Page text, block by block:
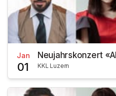
Jan
01
Neujahrskonzert
KKL Luzern